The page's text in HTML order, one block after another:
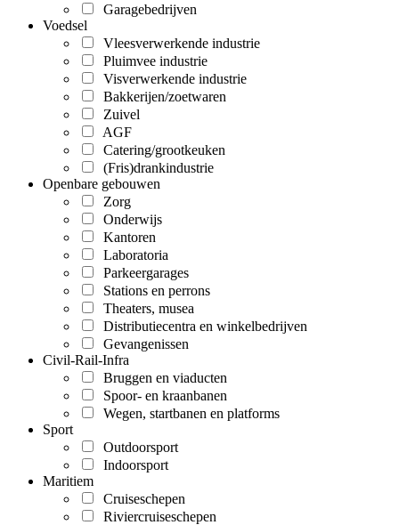
Garagebedrijven
Voedsel
Vleesverwerkende industrie
Pluimvee industrie
Visverwerkende industrie
Bakkerijen/zoetwaren
Zuivel
AGF
Catering/grootkeuken
(Fris)drankindustrie
Openbare gebouwen
Zorg
Onderwijs
Kantoren
Laboratoria
Parkeergarages
Stations en perrons
Theaters, musea
Distributiecentra en winkelbedrijven
Gevangenissen
Civil-Rail-Infra
Bruggen en viaducten
Spoor- en kraanbanen
Wegen, startbanen en platforms
Sport
Outdoorsport
Indoorsport
Maritiem
Cruiseschepen
Riviercruiseschepen